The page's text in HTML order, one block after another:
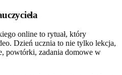
online to rytuał, który
Dzień ucznia to nie tylko lekcja,
powtórki, zadania domowe w